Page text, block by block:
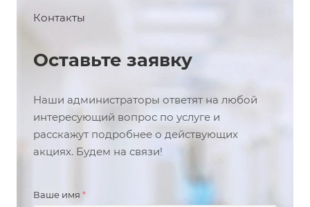
Контакты
Оставьте заявку
Наши администраторы ответят на любой
интересующий вопрос по услуге и
расскажут подробнее о действующих
акциях. Будем на связи!
Ваше имя *